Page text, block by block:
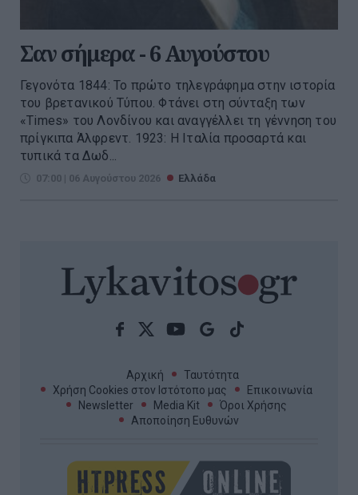
Σαν σήμερα - 6 Αυγούστου
Γεγονότα 1844: Το πρώτο τηλεγράφημα στην ιστορία
του βρετανικού Τύπου. Φτάνει στη σύνταξη των
«Times» του Λονδίνου και αναγγέλλει τη γέννηση του
πρίγκιπα Άλφρεντ. 1923: Η Ιταλία προσαρτά και
τυπικά τα Δωδ...
07:00 | 06 Αυγούστου 2026 Ελλάδα
Αρχική
Ταυτότητα
Χρήση Cookies στον Ιστότοπο μας
Επικοινωνία
Newsletter
Media Kit
Όροι Χρήσης
Αποποίηση Ευθυνών